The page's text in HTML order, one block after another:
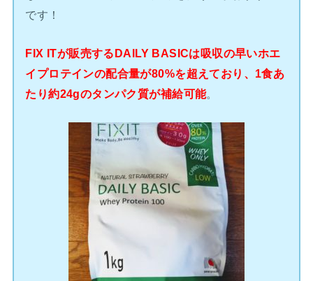
です！
FIX ITが販売するDAILY BASICは吸収の早いホエ
イプロテインの配合量が80%を超えており、1食あ
たり約24gのタンパク質が補給可能。